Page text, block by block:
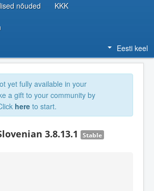
nõuded KKK
Eesti keel
yet fully available in your
a gift to your community by
here to start.
3.8.13.1 Stable